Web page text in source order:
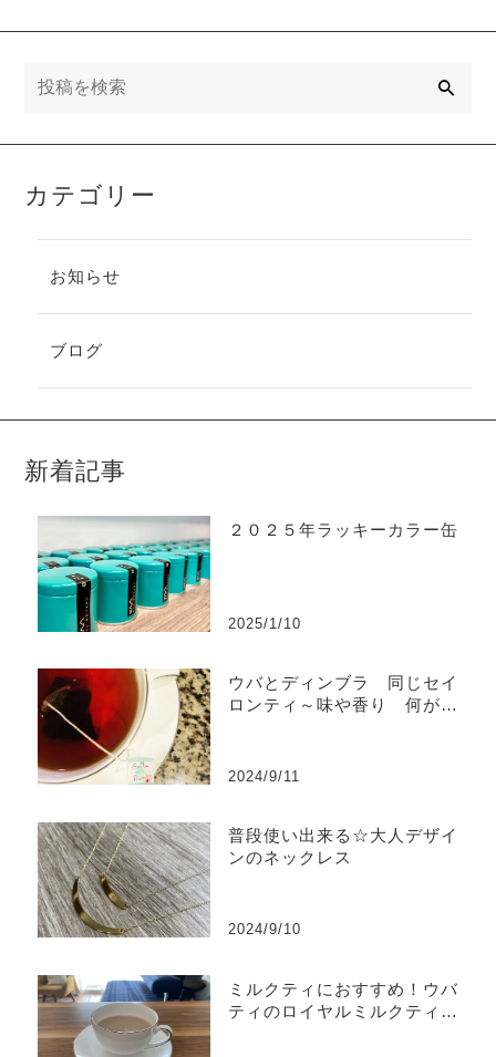
カテゴリー
お知らせ
ブログ
新着記事
２０２５年ラッキーカラー缶
2025/1/10
ウバとディンブラ 同じセイ
ロンティ～味や香り 何が違
2024/9/11
普段使い出来る☆大人デザイ
ンのネックレス
2024/9/10
ミルクティにおすすめ！ウバ
ティのロイヤルミルクティの